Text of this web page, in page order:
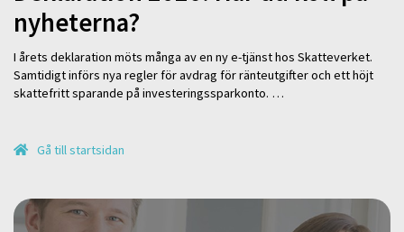
nyheterna?
I årets deklaration möts många av en ny e-tjänst hos Skatteverket.
Samtidigt införs nya regler för avdrag för ränteutgifter och ett höjt
skattefritt sparande på investeringssparkonto. …
Gå till startsidan